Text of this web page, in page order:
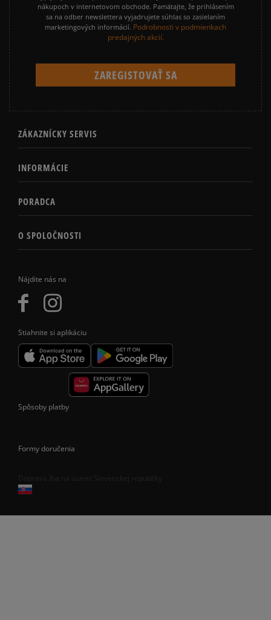
Nájdite nás na
Stiahnite si aplikáciu
nákupoch v internetovom obchode. Pamätajte, že prihlásením
sa na odber newslettera vyjadrujete súhlas so zasielaním
marketingových informácií. Podrobnosti v podmienkach
predajných akcií.
ZÁKAZNÍCKY SERVIS
INFORMÁCIE
PORADCA
O SPOLOČNOSTI
Spôsoby platby
Formy doručenia